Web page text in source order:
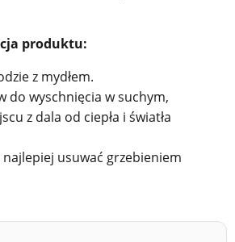
produktu:
z mydłem.
do wyschnięcia w suchym,
z dala od ciepła i światła
najlepiej usuwać grzebieniem